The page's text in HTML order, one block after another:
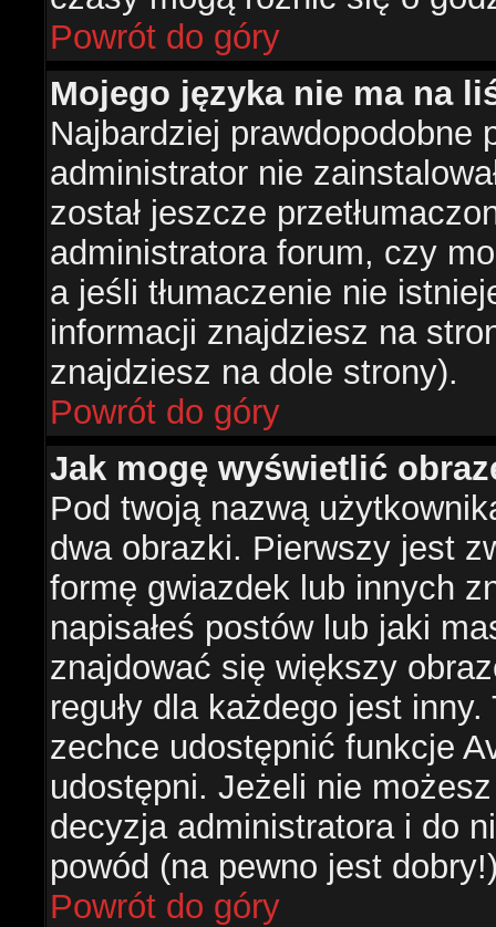
Powrót do góry
Mojego języka nie ma na
Najbardziej prawdopodobne
administrator nie
został jeszcze
administratora forum, czy
a jeśli tłumaczenie nie
informacji znajdziesz na
znajdziesz na dole strony).
Powrót do góry
Jak mogę wyświetlić
Pod twoją nazwą
dwa obrazki. Pierwszy jest
formę gwiazdek lub innych
napisałeś postów lub jaki
znajdować się większy
reguły dla każdego jest
zechce udostępnić funkcje
udostępni. Jeżeli nie
decyzja administratora i do
powód (na pewno jest
Powrót do góry